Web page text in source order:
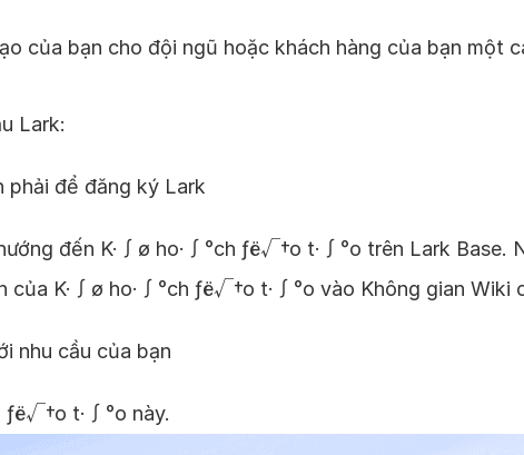
của bạn cho đội ngũ hoặc khách hàng của bạn một
Lark:
phải để đăng ký Lark
đến K·∫ø ho·∫°ch ƒë√†o t·∫°o trên Lark
của K·∫ø ho·∫°ch ƒë√†o t·∫°o vào Không gian Wiki
nhu cầu của bạn
t·∫°o này.